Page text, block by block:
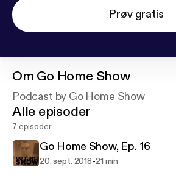
Prøv gratis
Om Go Home Show
Podcast by Go Home Show
Alle episoder
7 episoder
Go Home Show, Ep. 16
20. sept. 2018-21 min